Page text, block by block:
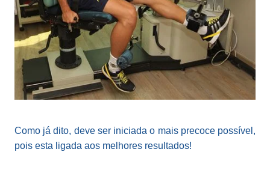
Como já dito, deve ser iniciada o mais precoce possível,
pois esta ligada aos melhores resultados!